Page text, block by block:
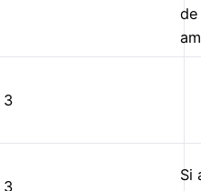
de
3
3
Si